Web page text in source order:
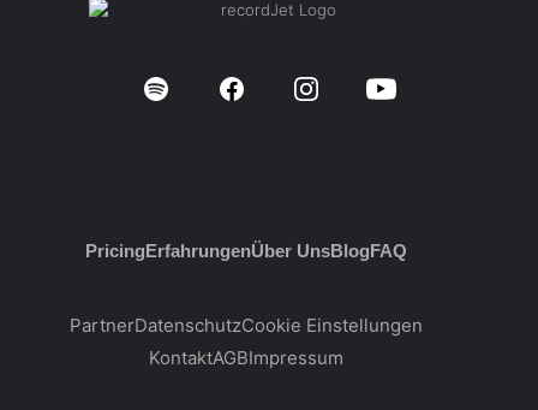
PricingErfahrungenÜber UnsBlogFAQ
PartnerDatenschutzCookie Einstellungen
KontaktAGBImpressum